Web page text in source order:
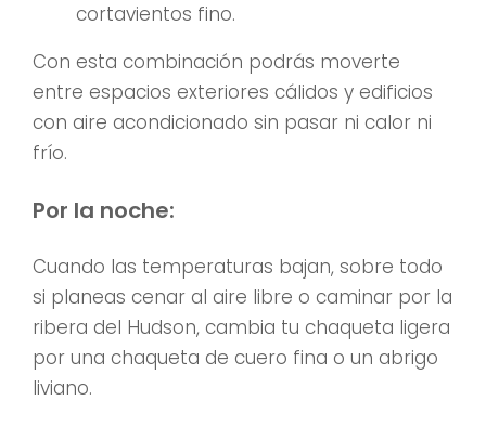
cortavientos fino.
Con esta combinación podrás moverte
entre espacios exteriores cálidos y edificios
con aire acondicionado sin pasar ni calor ni
frío.
Por la noche:
Cuando las temperaturas bajan, sobre todo
si planeas cenar al aire libre o caminar por la
ribera del Hudson, cambia tu chaqueta ligera
por una chaqueta de cuero fina o un abrigo
liviano.